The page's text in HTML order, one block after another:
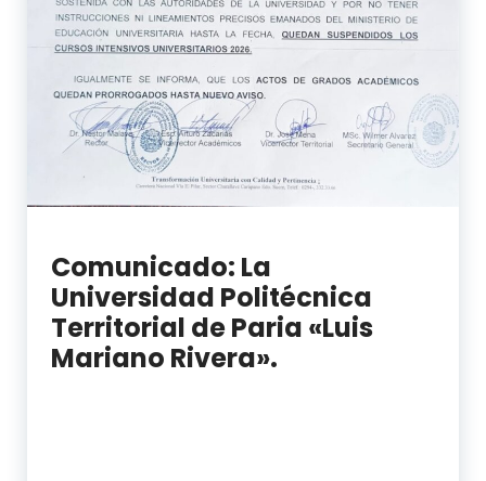
Comunicado: La
Universidad Politécnica
Territorial de Paria «Luis
Mariano Rivera».